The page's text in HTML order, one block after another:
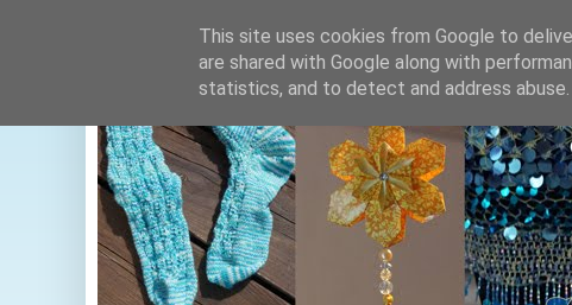
This site uses cookies from Google to
are shared with Google along with
statistics, and to detect and address abuse.